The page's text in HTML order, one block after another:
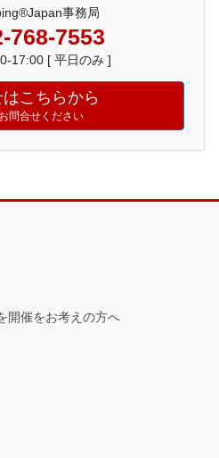
事務局
768-7553
17:00 [ 平日のみ ]
こちらから
問合せください
開催をお考えの方へ